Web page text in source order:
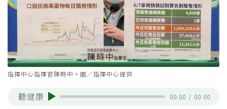
指揮中心指揮官陳時中。圖／指揮中心提供
聽健康 00:00 / 00:00